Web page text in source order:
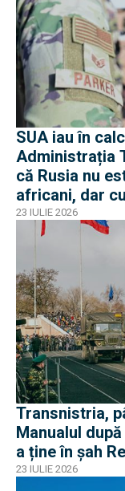
SUA iau în
Administrația
că Rusia nu
africani, dar
operaționale?
23 IULIE 2026
Transnistria,
Manualul
a ține în șah
23 IULIE 2026